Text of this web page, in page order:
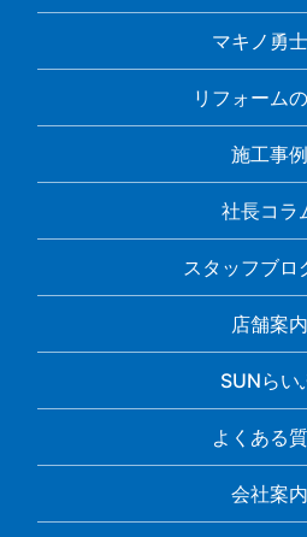
マキノ勇
リフォーム
施工事例
社長コラ
スタッフブロ
店舗案内
SUNらい
よくある
会社案内